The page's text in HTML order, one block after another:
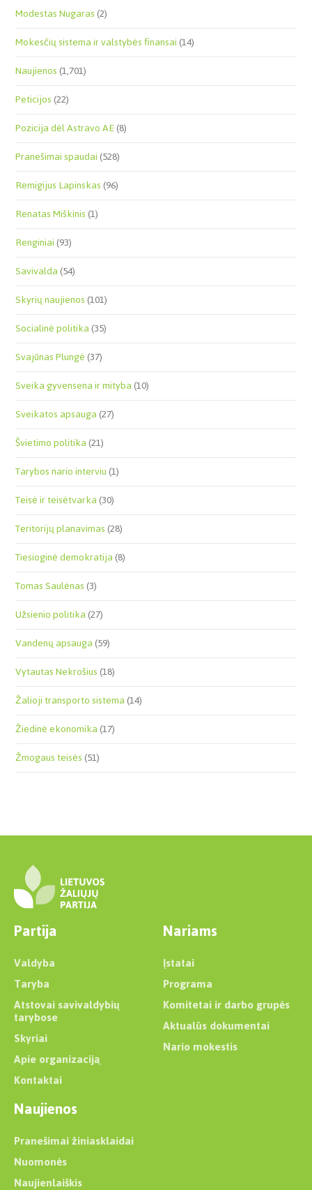
Modestas Nugaras(2)
Mokesčių sistema ir valstybės finansai(14)
Naujienos(1,701)
Peticijos(22)
Pozicija dėl Astravo AE(8)
Pranešimai spaudai(528)
Remigijus Lapinskas(96)
Renatas Miškinis(1)
Renginiai(93)
Savivalda(54)
Skyrių naujienos(101)
Socialinė politika(35)
Svajūnas Plungė(37)
Sveika gyvensena ir mityba(10)
Sveikatos apsauga(27)
Švietimo politika(21)
Tarybos nario interviu(1)
Teisė ir teisėtvarka(30)
Teritorijų planavimas(28)
Tiesioginė demokratija(8)
Tomas Saulėnas(3)
Užsienio politika(27)
Vandenų apsauga(59)
Vytautas Nekrošius(18)
Žalioji transporto sistema(14)
Žiedinė ekonomika(17)
Žmogaus teisės(51)
Partija
Valdyba
Taryba
Atstovai savivaldybių
tarybose
Skyriai
Apie organizaciją
Kontaktai
Nariams
Įstatai
Programa
Komitetai ir darbo grupės
Aktualūs dokumentai
Nario mokestis
Naujienos
Pranešimai žiniasklaidai
Nuomonės
Naujienlaiškis